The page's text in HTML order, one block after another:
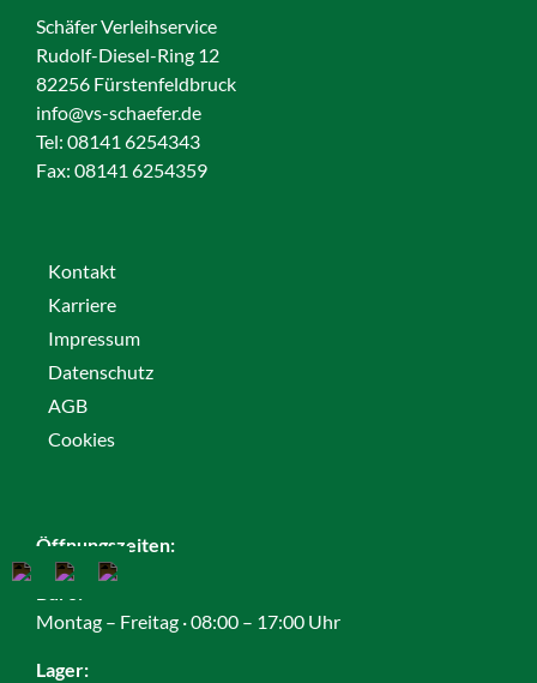
Schäfer Verleihservice
Rudolf-Diesel-Ring 12
82256 Fürstenfeldbruck
info@vs-schaefer.de
Tel: 08141 6254343
Fax: 08141 6254359
Kontakt
Karriere
Impressum
Datenschutz
AGB
Cookies
Öffnungszeiten:
Montag – Freitag · 08:00 – 17:00 Uhr
Lager: